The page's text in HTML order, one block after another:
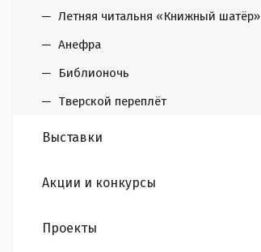
Летняя читальня «Книжный шатёр»
Анефра
Библионочь
Тверской переплёт
Выставки
Акции и конкурсы
Проекты